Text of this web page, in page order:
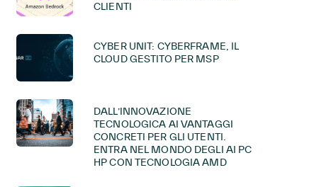
CLIENTI
CYBER UNIT: CYBERFRAME, IL
CLOUD GESTITO PER MSP
DALL’INNOVAZIONE
TECNOLOGICA AI VANTAGGI
CONCRETI PER GLI UTENTI.
ENTRA NEL MONDO DEGLI AI PC
HP CON TECNOLOGIA AMD